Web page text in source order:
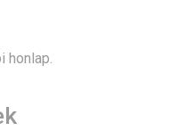
honlap.